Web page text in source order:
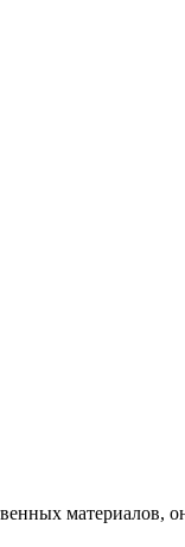
материалов,